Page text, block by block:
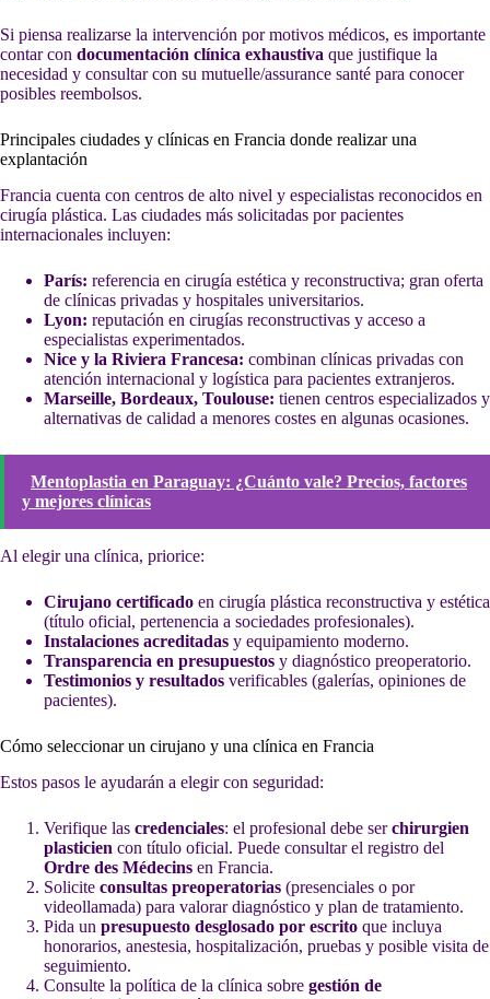
Si piensa realizarse la intervención por motivos médicos, es importante
contar con documentación clínica exhaustiva que justifique la
necesidad y consultar con su mutuelle/assurance santé para conocer
posibles reembolsos.
Principales ciudades y clínicas en Francia donde realizar una
explantación
Francia cuenta con centros de alto nivel y especialistas reconocidos en
cirugía plástica. Las ciudades más solicitadas por pacientes
internacionales incluyen:
París: referencia en cirugía estética y reconstructiva; gran oferta
de clínicas privadas y hospitales universitarios.
Lyon: reputación en cirugías reconstructivas y acceso a
especialistas experimentados.
Nice y la Riviera Francesa: combinan clínicas privadas con
atención internacional y logística para pacientes extranjeros.
Marseille, Bordeaux, Toulouse: tienen centros especializados y
alternativas de calidad a menores costes en algunas ocasiones.
Mentoplastia en Paraguay: ¿Cuánto vale? Precios, factores
y mejores clínicas
Al elegir una clínica, priorice:
Cirujano certificado en cirugía plástica reconstructiva y estética
(título oficial, pertenencia a sociedades profesionales).
Instalaciones acreditadas y equipamiento moderno.
Transparencia en presupuestos y diagnóstico preoperatorio.
Testimonios y resultados verificables (galerías, opiniones de
pacientes).
Cómo seleccionar un cirujano y una clínica en Francia
Estos pasos le ayudarán a elegir con seguridad:
Verifique las credenciales: el profesional debe serchirurgien
plasticien con título oficial. Puede consultar el registro del
Ordre des Médecins en Francia.
Solicite consultas preoperatorias (presenciales o por
videollamada) para valorar diagnóstico y plan de tratamiento.
Pida un presupuesto desglosado por escrito que incluya
honorarios, anestesia, hospitalización, pruebas y posible visita de
seguimiento.
Consulte la política de la clínica sobre gestión de